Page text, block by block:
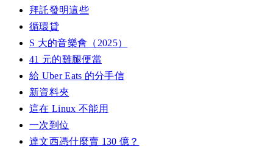
拜託發明這些
循環貸
S 大的音樂會（2025）
41 元的雞腿便當
給 Uber Eats 的分手信
新資料夾
這在 Linux 不能用
一次到位
達文西憑什麼賣 130 億？